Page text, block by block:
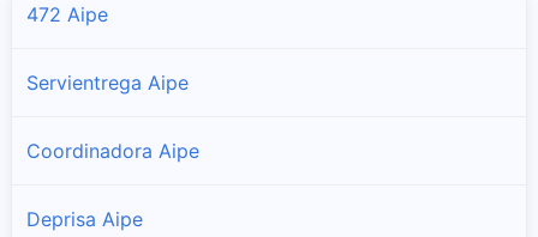
472 Aipe
Servientrega Aipe
Coordinadora Aipe
Deprisa Aipe